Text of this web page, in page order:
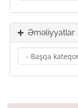
Əməliyyatlar